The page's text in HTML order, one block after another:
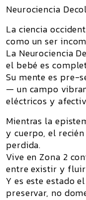
Neurociencia
La ciencia
como un ser
La Neurociencia
el bebé es
Su mente es pre-
— un campo
eléctricos y
Mientras la
y cuerpo, el
perdida.
Vive en Zona 2
entre existir y
Y es este estado
preservar, no